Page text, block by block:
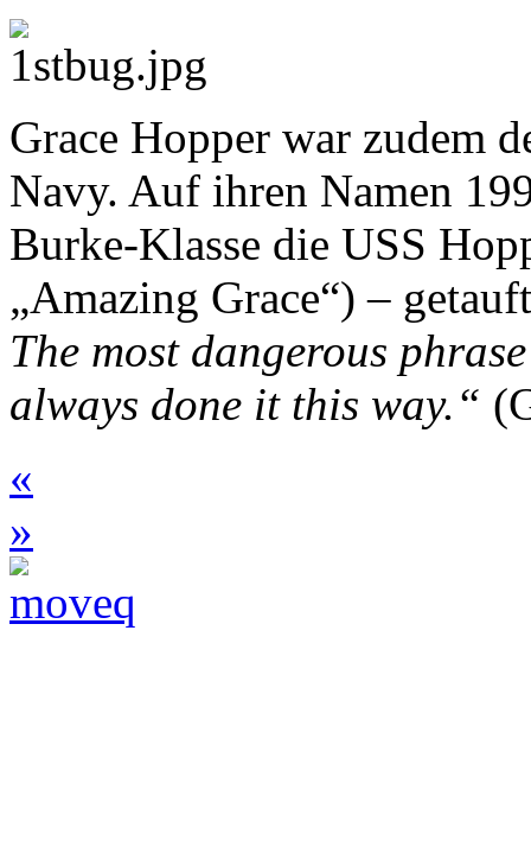
Grace Hopper war zudem
Navy. Auf ihren Namen
Burke-Klasse die USS
„Amazing Grace“) –
The most dangerous
always done it this way.“
«
»